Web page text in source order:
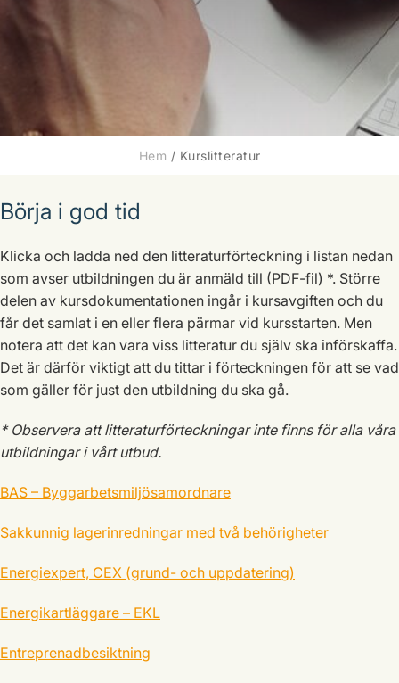
Hem / Kurslitteratur
Börja i god tid
Klicka och ladda ned den litteraturförteckning i listan nedan
som avser utbildningen du är anmäld till (PDF-fil) *. Större
delen av kursdokumentationen ingår i kursavgiften och du
får det samlat i en eller flera pärmar vid kursstarten. Men
notera att det kan vara viss litteratur du själv ska införskaffa.
Det är därför viktigt att du tittar i förteckningen för att se vad
som gäller för just den utbildning du ska gå.
* Observera att litteraturförteckningar inte finns för alla våra
utbildningar i vårt utbud.
BAS – Byggarbetsmiljösamordnare
Sakkunnig lagerinredningar med två behörigheter
Energiexpert, CEX (grund- och uppdatering)
Energikartläggare – EKL
Entreprenadbesiktning